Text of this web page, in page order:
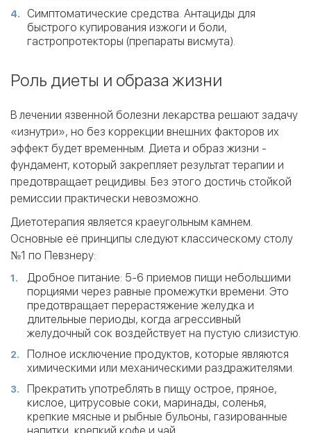
Симптоматические средства. Антациды для
быстрого купирования изжоги и боли,
гастропротекторы (препараты висмута).
Роль диеты и образа жизни
В лечении язвенной болезни лекарства решают задачу
«изнутри», но без коррекции внешних факторов их
эффект будет временным. Диета и образ жизни -
фундамент, который закрепляет результат терапии и
предотвращает рецидивы. Без этого достичь стойкой
ремиссии практически невозможно.
Диетотерапия является краеугольным камнем.
Основные её принципы следуют классическому столу
№1 по Певзнеру:
Дробное питание: 5-6 приемов пищи небольшими
порциями через равные промежутки времени. Это
предотвращает перерастяжение желудка и
длительные периоды, когда агрессивный
желудочный сок воздействует на пустую слизистую.
Полное исключение продуктов, которые являются
химическими или механическими раздражителями.
Прекратить употреблять в пищу острое, пряное,
кислое, цитрусовые соки, маринады, соленья,
крепкие мясные и рыбные бульоны, газированные